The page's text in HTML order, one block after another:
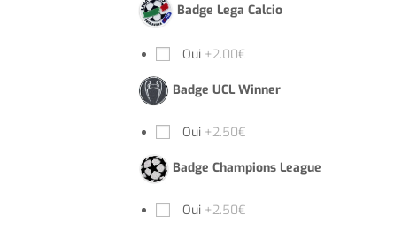
Badge Lega Calcio
Oui +2.00€
Badge UCL Winner
Oui +2.50€
Badge Champions League
Oui +2.50€